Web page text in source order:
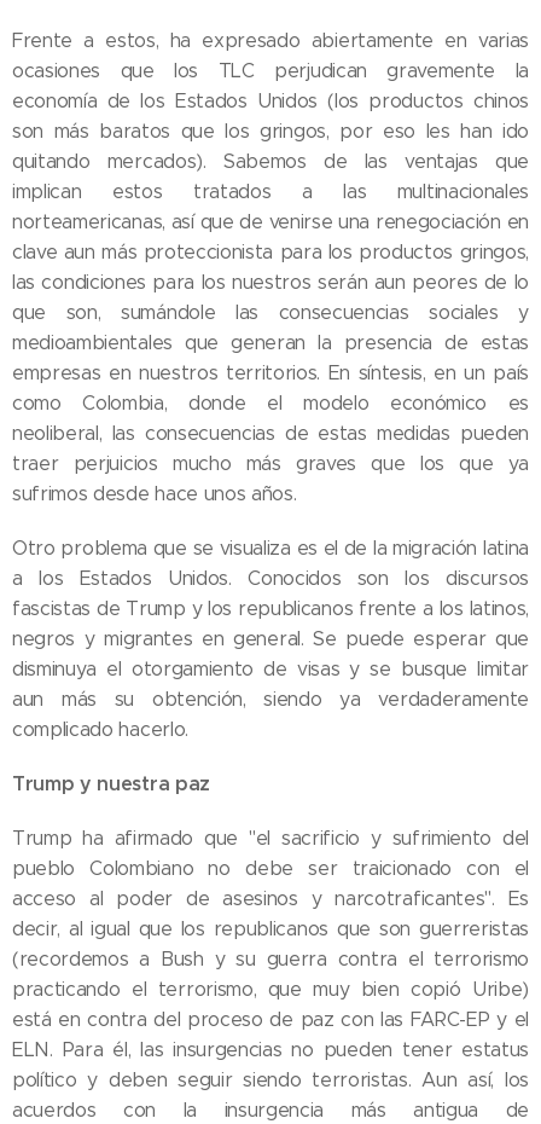
Frente a estos, ha expresado abiertamente en varias
ocasiones que los TLC perjudican gravemente la
economía de los Estados Unidos (los productos chinos
son más baratos que los gringos, por eso les han ido
quitando mercados). Sabemos de las ventajas que
implican estos tratados a las multinacionales
norteamericanas, así que de venirse una renegociación en
clave aun más proteccionista para los productos gringos,
las condiciones para los nuestros serán aun peores de lo
que son, sumándole las consecuencias sociales y
medioambientales que generan la presencia de estas
empresas en nuestros territorios. En síntesis, en un país
como Colombia, donde el modelo económico es
neoliberal, las consecuencias de estas medidas pueden
traer perjuicios mucho más graves que los que ya
sufrimos desde hace unos años.
Otro problema que se visualiza es el de la migración latina
a los Estados Unidos. Conocidos son los discursos
fascistas de Trump y los republicanos frente a los latinos,
negros y migrantes en general. Se puede esperar que
disminuya el otorgamiento de visas y se busque limitar
aun más su obtención, siendo ya verdaderamente
complicado hacerlo.
Trump y nuestra paz
Trump ha afirmado que "el sacrificio y sufrimiento del
pueblo Colombiano no debe ser traicionado con el
acceso al poder de asesinos y narcotraficantes". Es
decir, al igual que los republicanos que son guerreristas
(recordemos a Bush y su guerra contra el terrorismo
practicando el terrorismo, que muy bien copió Uribe)
está en contra del proceso de paz con las FARC-EP y el
ELN. Para él, las insurgencias no pueden tener estatus
político y deben seguir siendo terroristas. Aun así, los
acuerdos con la insurgencia más antigua de